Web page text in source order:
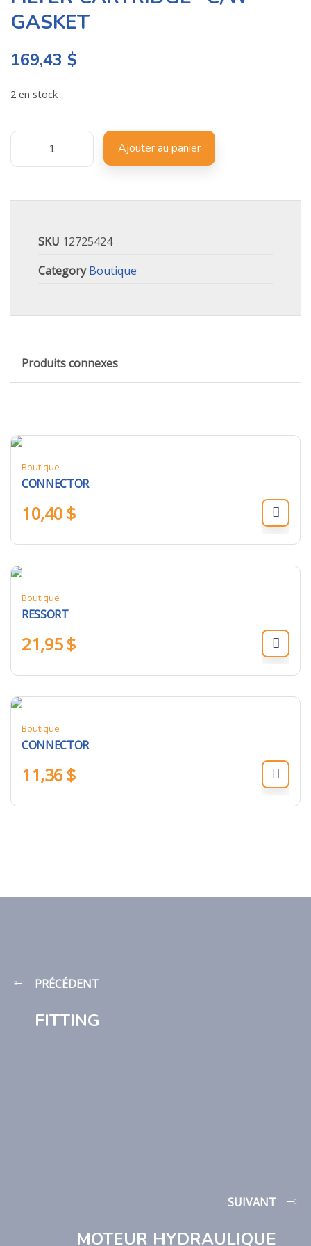
GASKET
169,43 $
2 en stock
Ajouter au panier
SKU 12725424
Category Boutique
Produits connexes
Boutique
CONNECTOR
10,40 $
Boutique
RESSORT
21,95$
Boutique
CONNECTOR
11,36 $
PRÉCÉDENT
FITTING
SUIVANT
MOTEUR HYDRAULIQUE